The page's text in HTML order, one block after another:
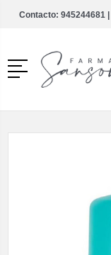
Contacto: 945244681 |
Menú